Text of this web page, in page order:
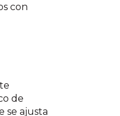
con
de
se ajusta